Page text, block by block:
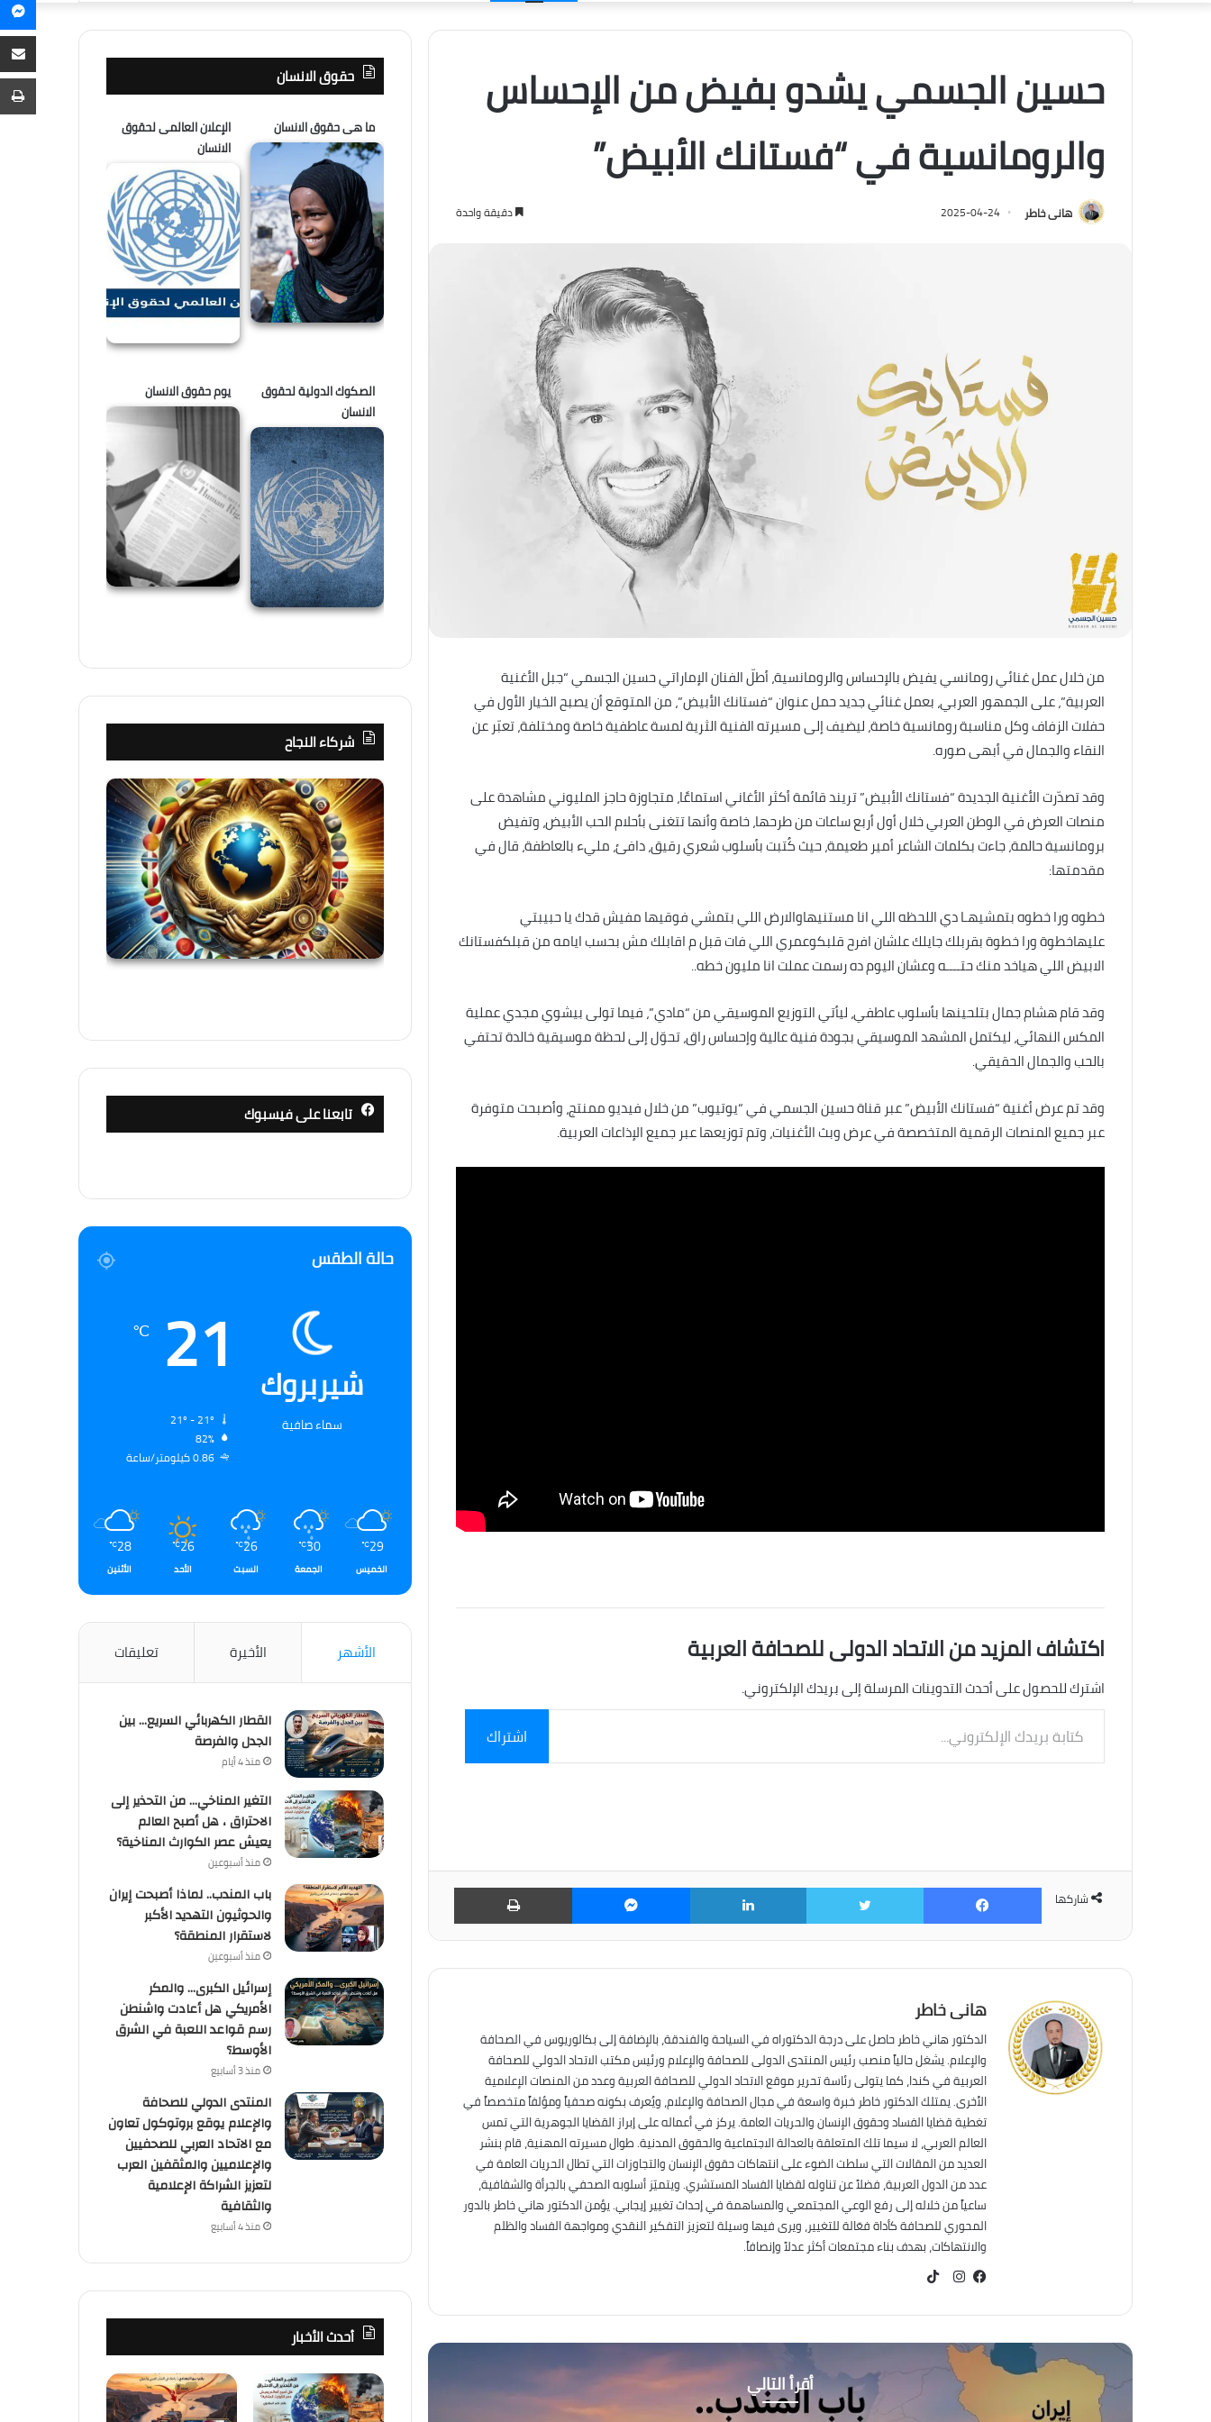
حسين الجسمي يشدو بفيض من الإحساس
والرومانسية في “فستانك الأبيض”
هانى خاطر 2025-04-24 دقيقة واحدة
من خلال عمل غنائي رومانسي يفيض بالإحساس والرومانسية، أطلّ الفنان الإماراتي حسين الجسمي “جبل الأغنية
العربية”، على الجمهور العربي، بعمل غنائي جديد حمل عنوان “فستانك الأبيض”، من المتوقع أن يصبح الخيار الأول في
حفلات الزفاف وكل مناسبة رومانسية خاصة، ليضيف إلى مسيرته الفنية الثرية لمسة عاطفية خاصة ومختلفة، تعبّر عن
النقاء والجمال في أبهى صوره.
وقد تصدّرت الأغنية الجديدة “فستانك الأبيض” تريند قائمة أكثر الأغاني استماعًا، متجاوزة حاجز المليوني مشاهدة على
منصات العرض في الوطن العربي خلال أول أربع ساعات من طرحها، خاصة وأنها تتغنى بأحلام الحب الأبيض، وتفيض
برومانسية حالمة، جاءت بكلمات الشاعر أمير طعيمة، حيث كُتبت بأسلوب شعري رقيق، دافئ، مليء بالعاطفة، قال في
مقدمتها:
خطوه ورا خطوه بتمشيهـا دي اللحظه اللي انا مستنيهاوالارض اللي بتمشي فوقيها مفيش قدك يا حبيبتي
عليهاخطوة ورا خطوة بقربلك جايلك علشان افرح قلبكوعمري اللي فات قبل م اقابلك مش بحسب ايامه من قبلكفستانك
الابيض اللي هياخد منك حتــــه وعشان اليوم ده رسمت عملت انا مليون خطه..
وقد قام هشام جمال بتلحينها بأسلوب عاطفي، ليأتي التوزيع الموسيقي من “مادي”، فيما تولى بيشوي مجدي عملية
المكس النهائي، ليكتمل المشهد الموسيقي بجودة فنية عالية وإحساس راق، تحوّل إلى لحظة موسيقية خالدة تحتفي
بالحب والجمال الحقيقي.
وقد تم عرض أغنية “فستانك الأبيض” عبر قناة حسين الجسمي في “يوتيوب” من خلال فيديو ممنتج، وأصبحت متوفرة
عبر جميع المنصات الرقمية المتخصصة في عرض وبث الأغنيات، وتم توزيعها عبر جميع الإذاعات العربية.
اكتشاف المزيد من الاتحاد الدولى للصحافة العربية
اشترك للحصول على أحدث التدوينات المرسلة إلى بريدك الإلكتروني.
الإلكتروني...
اشتراك
شاركها
هانى خاطر
الدكتور هاني خاطر حاصل على درجة الدكتوراه في السياحة والفندقة، بالإضافة إلى بكالوريوس في الصحافة
والإعلام. يشغل حالياً منصب رئيس المنتدى الدولى للصحافة والإعلام ورئيس مكتب الاتحاد الدولي للصحافة
العربية في كندا، كما يتولى رئاسة تحرير موقع الاتحاد الدولي للصحافة العربية وعدد من المنصات الإعلامية
الأخرى. يمتلك الدكتور خاطر خبرة واسعة في مجال الصحافة والإعلام، ويُعرف بكونه صحفياً ومؤلفاً متخصصاً في
تغطية قضايا الفساد وحقوق الإنسان والحريات العامة. يركز في أعماله على إبراز القضايا الجوهرية التي تمس
العالم العربي، لا سيما تلك المتعلقة بالعدالة الاجتماعية والحقوق المدنية. طوال مسيرته المهنية، قام بنشر
العديد من المقالات التي سلطت الضوء على انتهاكات حقوق الإنسان والتجاوزات التي تطال الحريات العامة في
عدد من الدول العربية، فضلاً عن تناوله لقضايا الفساد المستشري. ويتميّز أسلوبه الصحفي بالجرأة والشفافية،
ساعياً من خلاله إلى رفع الوعي المجتمعي والمساهمة في إحداث تغيير إيجابي. يؤمن الدكتور هاني خاطر بالدور
المحوري للصحافة كأداة فعّالة للتغيير، ويرى فيها وسيلة لتعزيز التفكير النقدي ومواجهة الفساد والظلم
والانتهاكات، بهدف بناء مجتمعات أكثر عدلاً وإنصافاً.
أقرأ التالي
حقوق الانسان
ما هى حقوق الانسان
الإعلان العالمى لحقوق
الانسان
الصكوك الدولية لحقوق
الانسان
يوم حقوق الانسان
شركاء النجاح
تابعنا على فيسبوك
حالة الطقس
شيربروك
سماء صافية
21
℃
82%
0.86 كيلومتر/ساعة
29
℃
الخميس
30
℃
الجمعة
26
℃
السبت
26
℃
الأحد
28
℃
الأثنين
الأشهر الأخيرة تعليقات
القطار الكهربائي السريع… بين
الجدل والفرصة
منذ 4 أيام
التغير المناخي… من التحذير إلى
الاحتراق ، هل أصبح العالم
يعيش عصر الكوارث المناخية؟
منذ أسبوعين
باب المندب.. لماذا أصبحت إيران
والحوثيون التهديد الأكبر
لاستقرار المنطقة؟
منذ أسبوعين
إسرائيل الكبرى… والمكر
الأمريكي هل أعادت واشنطن
رسم قواعد اللعبة في الشرق
الأوسط؟
منذ 3 أسابيع
المنتدى الدولي للصحافة
والإعلام يوقع بروتوكول تعاون
مع الاتحاد العربي للصحفيين
والإعلاميين والمثقفين العرب
لتعزيز الشراكة الإعلامية
والثقافية
منذ 4 أسابيع
أحدث الأخبار